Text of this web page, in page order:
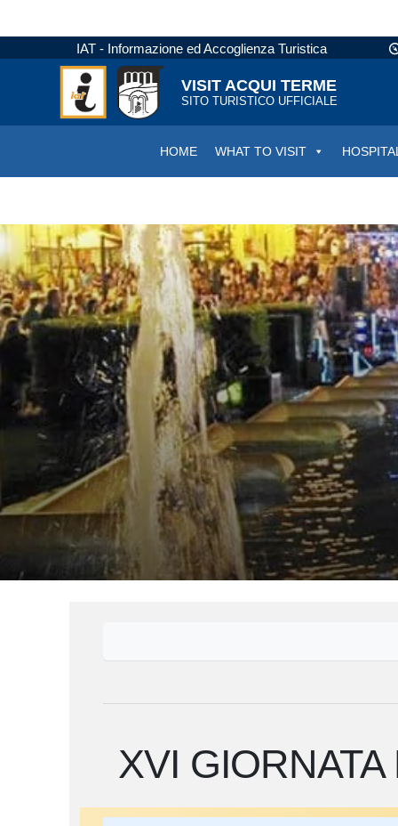
IAT - Informazione ed Accoglienza Turistica
VISIT ACQUI TERME
SITO TURISTICO UFFICIALE
HOME WHAT TO VISIT
XVI